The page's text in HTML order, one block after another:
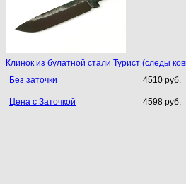
Клинок из булатной стали Турист (следы
Без заточки
4510 руб.
Цена с Заточкой 4598 руб.